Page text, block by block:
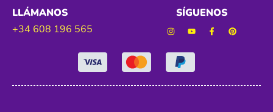
LLÁMANOS
+34 608 196 565
SÍGUENOS